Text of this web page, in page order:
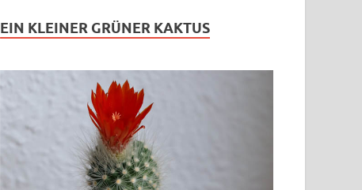
EIN KLEINER GRÜNER KAKTUS